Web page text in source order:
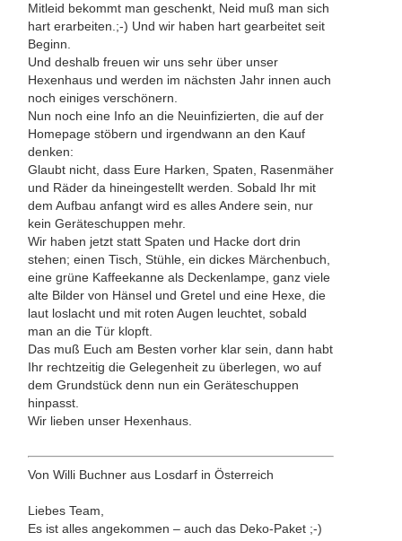
Mitleid bekommt man geschenkt, Neid muß man sich
hart erarbeiten.;-) Und wir haben hart gearbeitet seit
Beginn.
Und deshalb freuen wir uns sehr über unser
Hexenhaus und werden im nächsten Jahr innen auch
noch einiges verschönern.
Nun noch eine Info an die Neuinfizierten, die auf der
Homepage stöbern und irgendwann an den Kauf
denken:
Glaubt nicht, dass Eure Harken, Spaten, Rasenmäher
und Räder da hineingestellt werden. Sobald Ihr mit
dem Aufbau anfangt wird es alles Andere sein, nur
kein Geräteschuppen mehr.
Wir haben jetzt statt Spaten und Hacke dort drin
stehen; einen Tisch, Stühle, ein dickes Märchenbuch,
eine grüne Kaffeekanne als Deckenlampe, ganz viele
alte Bilder von Hänsel und Gretel und eine Hexe, die
laut loslacht und mit roten Augen leuchtet, sobald
man an die Tür klopft.
Das muß Euch am Besten vorher klar sein, dann habt
Ihr rechtzeitig die Gelegenheit zu überlegen, wo auf
dem Grundstück denn nun ein Geräteschuppen
hinpasst.
Wir lieben unser Hexenhaus.
Von Willi Buchner aus Losdarf in Österreich
Liebes Team,
Es ist alles angekommen – auch das Deko-Paket ;-)